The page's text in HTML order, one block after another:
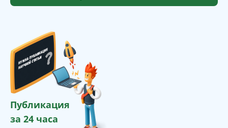
Публикация
за 24 часа